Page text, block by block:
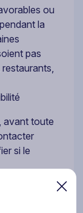
ou
la
pas
avant toute
si le
tarif «